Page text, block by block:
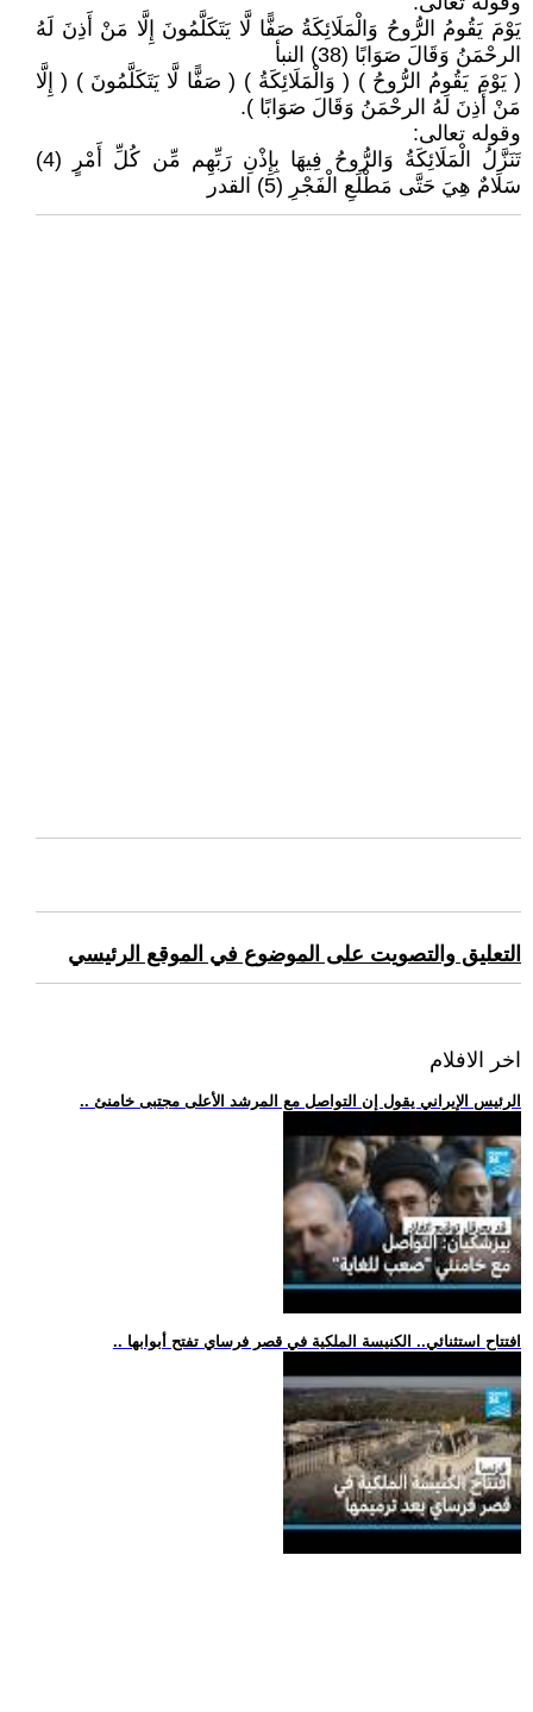
يَوْمَ يَقُومُ الرُّوحُ وَالْمَلَائِكَةُ صَفًّا لَّا يَتَكَلَّمُونَ إِلَّا مَنْ أَذِنَ لَهُ
الرحْمَنُ وَقَالَ صَوَابًا (38) النبأ
( يَوْمَ يَقُومُ الرُّوحُ ) ( وَالْمَلَائِكَةُ ) ( صَفًّا لَّا يَتَكَلَّمُونَ ) ( إِلَّا
مَنْ أَذِنَ لَهُ الرحْمَنُ وَقَالَ صَوَابًا ).
وقوله تعالى:
تَنَزَّلُ الْمَلَائِكَةُ وَالرُّوحُ فِيهَا بِإِذْنِ رَبِّهِم مِّن كُلِّ أَمْرٍ (4)
سَلَامٌ هِيَ حَتَّى مَطْلَعِ الْفَجْرِ (5) القدر
التعليق والتصويت على الموضوع في الموقع الرئيسي
اخر الافلام
.. الرئيس الإيراني يقول إن التواصل مع المرشد الأعلى مجتبى خامنئ
.. افتتاح استثنائي.. الكنيسة الملكية في قصر فرساي تفتح أبوابها